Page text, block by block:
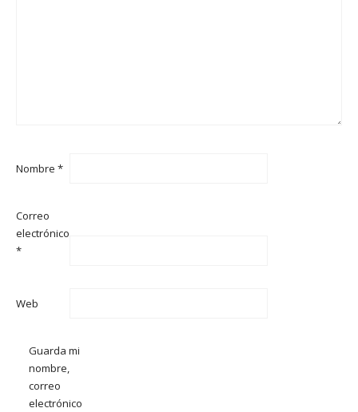
Nombre *
Correo
electrónico
*
Web
Guarda mi
nombre,
correo
electrónico